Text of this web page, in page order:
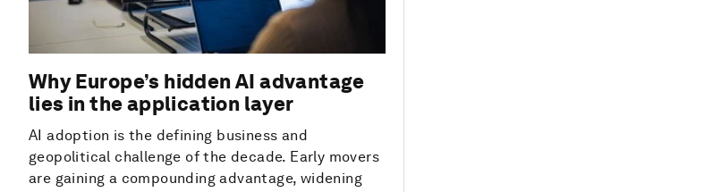
Why Europe’s hidden AI advantage
lies in the application layer
AI adoption is the defining business and
geopolitical challenge of the decade. Early movers
are gaining a compounding advantage, widening